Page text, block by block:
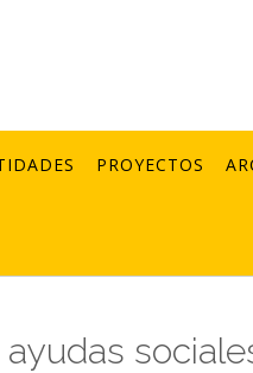
PROYECTOS